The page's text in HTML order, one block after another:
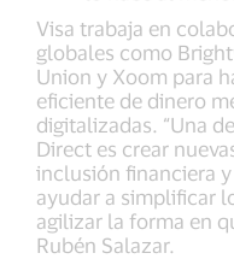
Visa trabaja en
globales como
Union y Xoom para
eficiente de dinero
digitalizadas. “Una
Direct es crear
inclusión financiera
ayudar a simplificar
agilizar la forma en
Rubén Salazar.